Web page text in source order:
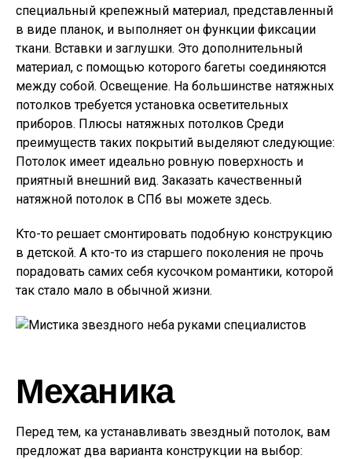
специальный крепежный материал, представленный
в виде планок, и выполняет он функции фиксации
ткани. Вставки и заглушки. Это дополнительный
материал, с помощью которого багеты соединяются
между собой. Освещение. На большинстве натяжных
потолков требуется установка осветительных
приборов. Плюсы натяжных потолков Среди
преимуществ таких покрытий выделяют следующие:
Потолок имеет идеально ровную поверхность и
приятный внешний вид. Заказать качественный
натяжной потолок в СПб вы можете здесь.
Кто-то решает смонтировать подобную конструкцию
в детской. А кто-то из старшего поколения не прочь
порадовать самих себя кусочком романтики, которой
так стало мало в обычной жизни.
Механика
Перед тем, ка устанавливать звездный потолок, вам
предложат два варианта конструкции на выбор: